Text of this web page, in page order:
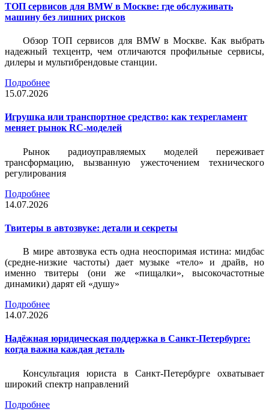
ТОП сервисов для BMW в Москве: где обслуживать
машину без лишних рисков
Обзор ТОП сервисов для BMW в Москве. Как выбрать
надежный техцентр, чем отличаются профильные сервисы,
дилеры и мультибрендовые станции.
Подробнее
15.07.2026
Игрушка или транспортное средство: как техрегламент
меняет рынок RC-моделей
Рынок радиоуправляемых моделей переживает
трансформацию, вызванную ужесточением технического
регулирования
Подробнее
14.07.2026
Твитеры в автозвуке: детали и секреты
В мире автозвука есть одна неоспоримая истина: мидбас
(средне-низкие частоты) дает музыке «тело» и драйв, но
именно твитеры (они же «пищалки», высокочастотные
динамики) дарят ей «душу»
Подробнее
14.07.2026
Надёжная юридическая поддержка в Санкт-Петербурге:
когда важна каждая деталь
Консультация юриста в Санкт-Петербурге охватывает
широкий спектр направлений
Подробнее